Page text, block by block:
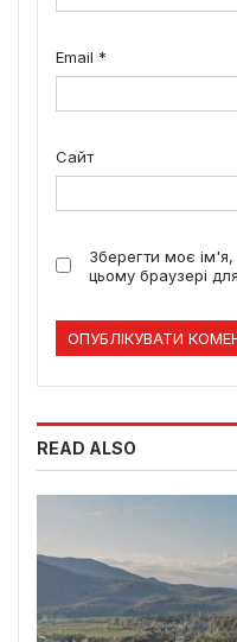
Email *
Сайт
Зберегти моє
цьому браузері
READ ALSO